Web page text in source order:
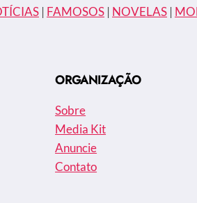
| FAMOSOS | NOVELAS |
ORGANIZAÇÃO
Sobre
Media Kit
Anuncie
Contato